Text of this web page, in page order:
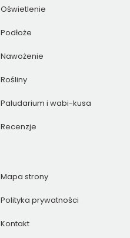
Oświetlenie
Podłoże
Nawożenie
Rośliny
Paludarium i wabi-kusa
Recenzje
Mapa strony
Polityka prywatności
Kontakt